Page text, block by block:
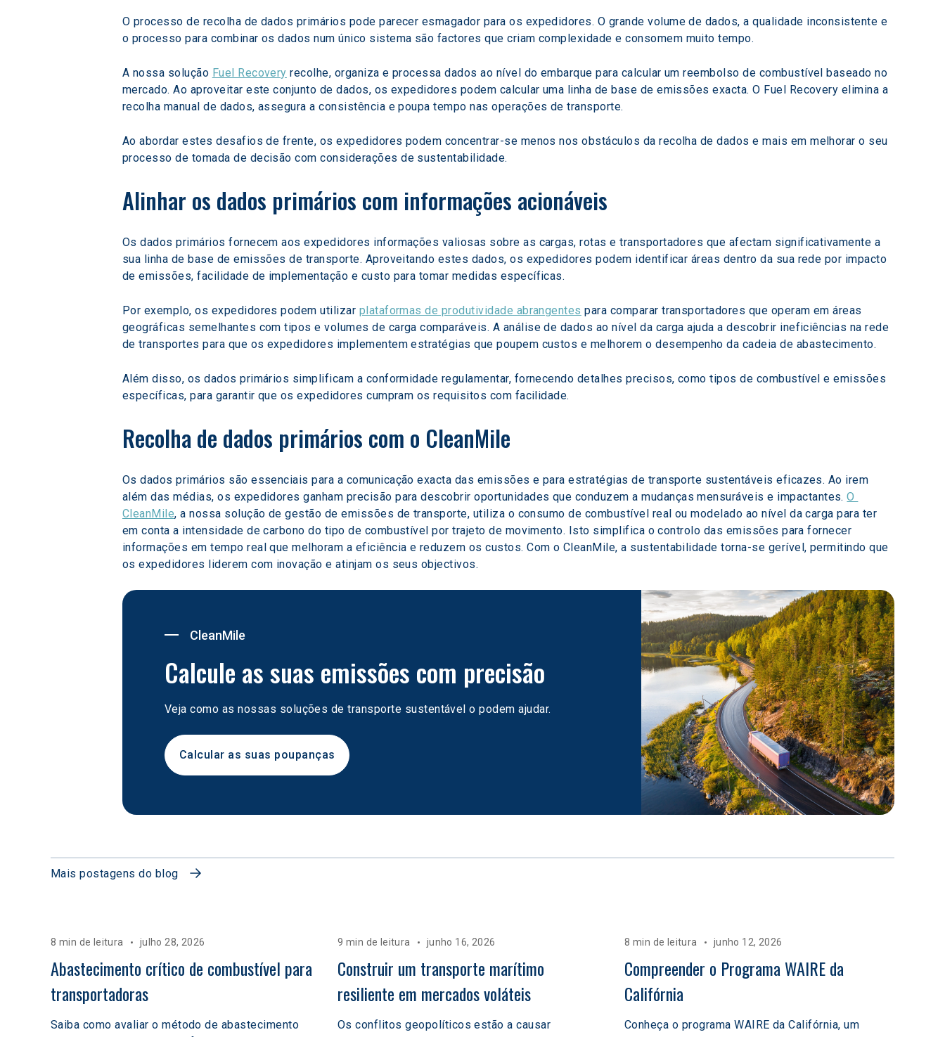
O processo de recolha de dados primários pode parecer esmagador para os expedidores. O grande volume de dados, a qualidade inconsistente e
o processo para combinar os dados num único sistema são factores que criam complexidade e consomem muito tempo.
A nossa solução Fuel Recovery recolhe, organiza e processa dados ao nível do embarque para calcular um reembolso de combustível baseado no
mercado. Ao aproveitar este conjunto de dados, os expedidores podem calcular uma linha de base de emissões exacta. O Fuel Recovery elimina a
recolha manual de dados, assegura a consistência e poupa tempo nas operações de transporte.
Ao abordar estes desafios de frente, os expedidores podem concentrar-se menos nos obstáculos da recolha de dados e mais em melhorar o seu
processo de tomada de decisão com considerações de sustentabilidade.
Alinhar os dados primários com informações acionáveis
Os dados primários fornecem aos expedidores informações valiosas sobre as cargas, rotas e transportadores que afectam significativamente a
sua linha de base de emissões de transporte. Aproveitando estes dados, os expedidores podem identificar áreas dentro da sua rede por impacto
de emissões, facilidade de implementação e custo para tomar medidas específicas.
Por exemplo, os expedidores podem utilizar plataformas de produtividade abrangentes para comparar transportadores que operam em áreas
geográficas semelhantes com tipos e volumes de carga comparáveis. A análise de dados ao nível da carga ajuda a descobrir ineficiências na rede
de transportes para que os expedidores implementem estratégias que poupem custos e melhorem o desempenho da cadeia de abastecimento.
Além disso, os dados primários simplificam a conformidade regulamentar, fornecendo detalhes precisos, como tipos de combustível e emissões
específicas, para garantir que os expedidores cumpram os requisitos com facilidade.
Recolha de dados primários com o CleanMile
Os dados primários são essenciais para a comunicação exacta das emissões e para estratégias de transporte sustentáveis eficazes. Ao irem
além das médias, os expedidores ganham precisão para descobrir oportunidades que conduzem a mudanças mensuráveis e impactantes. O
CleanMile, a nossa solução de gestão de emissões de transporte, utiliza o consumo de combustível real ou modelado ao nível da carga para ter
em conta a intensidade de carbono do tipo de combustível por trajeto de movimento. Isto simplifica o controlo das emissões para fornecer
informações em tempo real que melhoram a eficiência e reduzem os custos. Com o CleanMile, a sustentabilidade torna-se gerível, permitindo que
os expedidores liderem com inovação e atinjam os seus objectivos.
CleanMile
Calcule as suas emissões com precisão
Veja como as nossas soluções de transporte sustentável o podem ajudar.
Calcular as suas poupanças
Mais postagens do blog
8 min de leitura julho 28, 2026
Abastecimento crítico de combustível para
transportadoras
Saiba como avaliar o método de abastecimento
9 min de leitura junho 16, 2026
Construir um transporte marítimo
resiliente em mercados voláteis
Os conflitos geopolíticos estão a causar
8 min de leitura junho 12, 2026
Compreender o Programa WAIRE da
Califórnia
Conheça o programa WAIRE da Califórnia, um